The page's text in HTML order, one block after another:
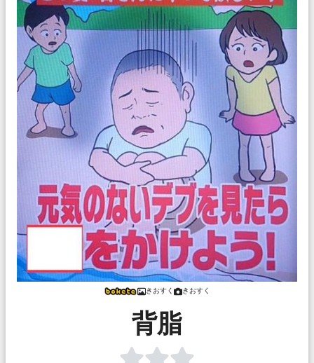
きおすく きおすく
背脂